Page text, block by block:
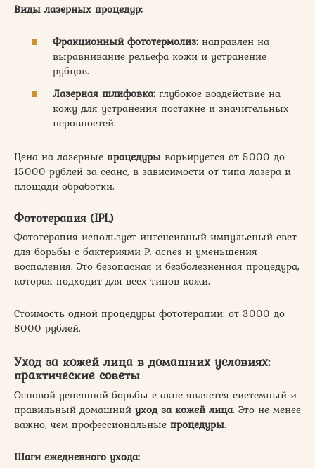
Виды лазерных процедур:
Фракционный фототермолиз: направлен на
выравнивание рельефа кожи и устранение
рубцов.
Лазерная шлифовка: глубокое воздействие на
кожу для устранения постакне и значительных
неровностей.
Цена на лазерные процедуры варьируется от 5000 до
15000 рублей за сеанс, в зависимости от типа лазера и
площади обработки.
Фототерапия (IPL)
Фототерапия использует интенсивный импульсный свет
для борьбы с бактериями P. acnes и уменьшения
воспаления. Это безопасная и безболезненная процедура,
которая подходит для всех типов кожи.
Стоимость одной процедуры фототерапии: от 3000 до
8000 рублей.
Уход за кожей лицав домашних условиях:
практические советы
Основой успешной борьбы с акне является системный и
правильный домашний уход за кожей лица. Это не менее
важно, чем профессиональные процедуры.
Шаги ежедневного ухода: